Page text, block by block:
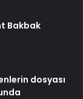
Bakbak
dosyası